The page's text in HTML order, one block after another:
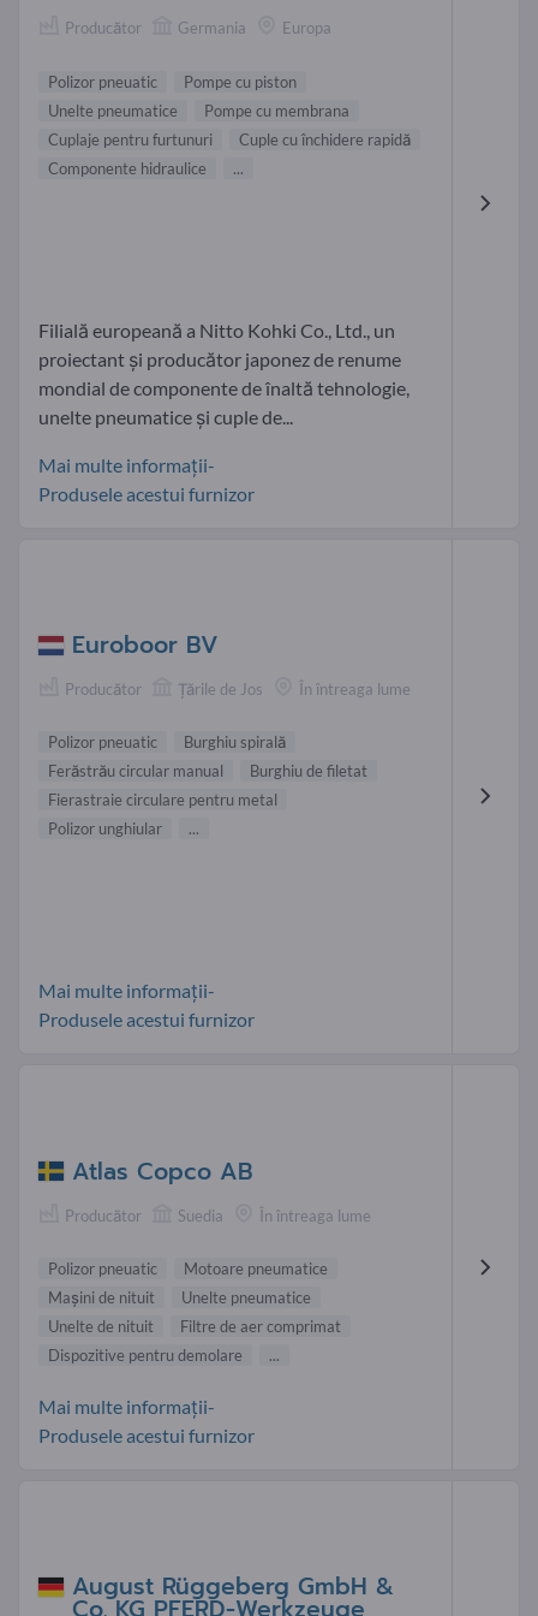
Producător Germania Europa
Polizor pneuatic
Pompe cu piston
Unelte pneumatice
Pompe cu membrana
Cuplaje pentru furtunuri
Cuple cu închidere rapidă
Componente hidraulice
...
Filială europeană a Nitto Kohki Co., Ltd., un
proiectant și producător japonez de renume
mondial de componente de înaltă tehnologie,
unelte pneumatice și cuple de...
Mai multe informații-
Produsele acestui furnizor
Euroboor BV
Producător Țările de Jos În întreaga lume
Polizor pneuatic
Burghiu spirală
Ferăstrău circular manual
Burghiu de filetat
Fierastraie circulare pentru metal
Polizor unghiular
...
Mai multe informații-
Produsele acestui furnizor
Atlas Copco AB
Producător Suedia În întreaga lume
Polizor pneuatic
Motoare pneumatice
Maşini de nituit
Unelte pneumatice
Unelte de nituit
Filtre de aer comprimat
Dispozitive pentru demolare
...
Mai multe informații-
Produsele acestui furnizor
August Rüggeberg GmbH &